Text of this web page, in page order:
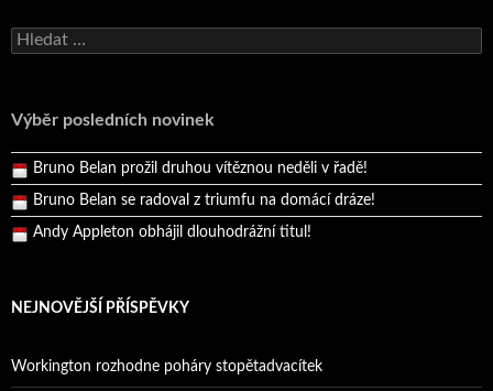
Vyhledávání
Výběr posledních novinek
Bruno Belan se radoval z triumfu na domácí dráze!
Pražský přebor neskrblil překvapeními!
Bruno Belan prožil druhou vítěznou neděli v řadě!
Bruno Belan se radoval z triumfu na domácí dráze!
Andy Appleton obhájil dlouhodrážní titul!
NEJNOVĚJŠÍ PŘÍSPĚVKY
Workington rozhodne poháry stopětadvacítek